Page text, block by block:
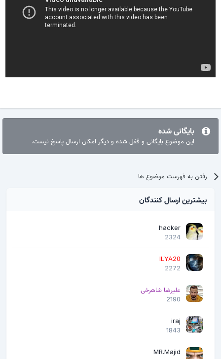
بایگانی شده
این موضوع بایگانی و قفل شده و دیگر امکان ارسال پاسخ نیست.
رفتن به فهرست موضوع ها
بیشترین ارسال کنندگان
hacker
2324
ILYA20
2272
علیرضا شاهرخی
2190
iraj
1843
MR.Majid